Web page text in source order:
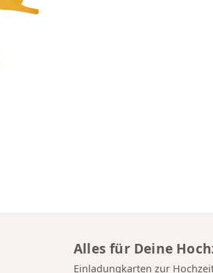
Alles für Deine
Einladungkarten zur